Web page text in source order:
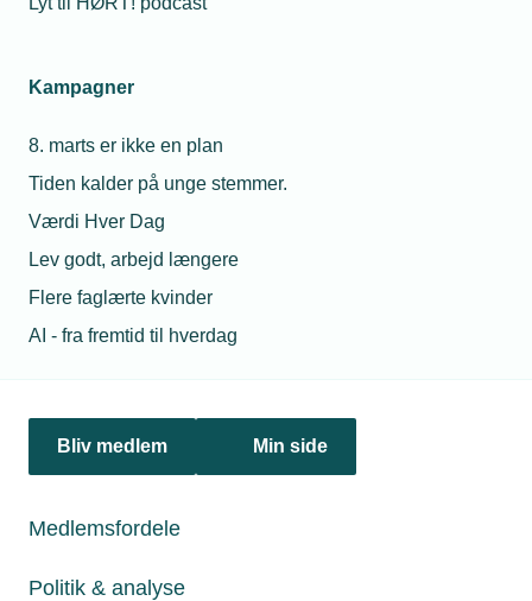
Kampagner
8. marts er ikke en plan
Tiden kalder på unge stemmer.
Værdi Hver Dag
Lev godt, arbejd længere
Flere faglærte kvinder
AI - fra fremtid til hverdag
Bliv medlem Min side
Medlemsfordele
Politik & analyse
SIF Gruppen skal i samarbejde med Andel Lumen opstille
20. juli 2022
SIF Gruppen overtager signal-specialist